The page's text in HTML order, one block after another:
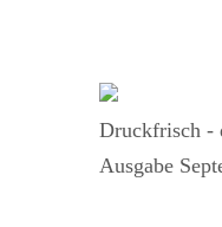
Druckfrisch -
Ausgabe